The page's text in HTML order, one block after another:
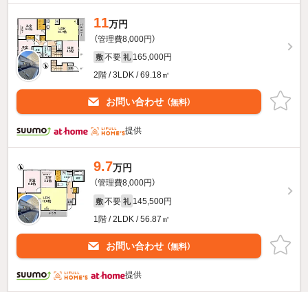
11万円
（管理費8,000円）
敷 不要 礼 165,000円
2階 / 3LDK / 69.18㎡
お問い合わせ （無料）
提供
9.7万円
（管理費8,000円）
敷 不要 礼 145,500円
1階 / 2LDK / 56.87㎡
お問い合わせ （無料）
提供